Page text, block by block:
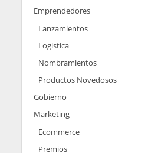
Emprendedores
Lanzamientos
Logistica
Nombramientos
Productos Novedosos
Gobierno
Marketing
Ecommerce
Premios